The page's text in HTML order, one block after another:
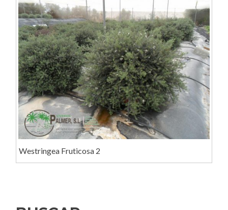
Westringea Fruticosa 2